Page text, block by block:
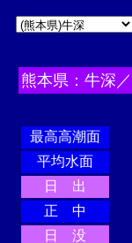
熊本県：牛深
最高高潮面
平均水面
日 出
正 中
日 没